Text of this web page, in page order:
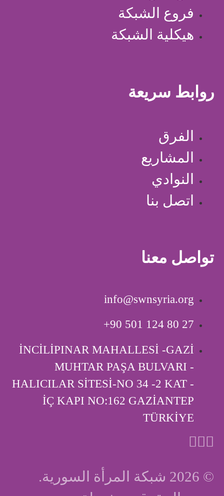
فروع الشبكة
هيكلية الشبكة
روابط سريعة
الفرق
المشاريع
النوادي
اتصل بنا
تواصل معنا
info@swnsyria.org
‎+90 501 124 80 27
İNCİLİPINAR MAHALLESİ -GAZİ
MUHTAR PAŞA BULVARI -
HALICILAR SİTESİ-NO 34 -2 KAT -
İÇ KAPI ‎NO:162 GAZİANTEP
TÜRKİYE
© 2026 شبكة المرأة السورية.